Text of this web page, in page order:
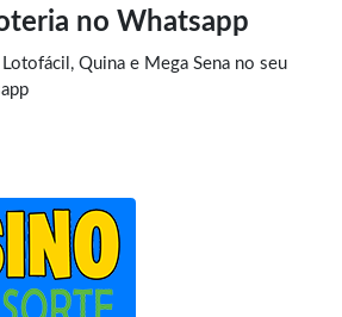
no Whatsapp
Quina e Mega Sena no seu